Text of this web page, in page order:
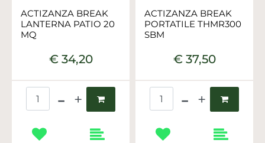
ACTIZANZA BREAK
LANTERNA PATIO 20
MQ
€ 34,20
ACTIZANZA BREAK
PORTATILE THMR300
SBM
€ 37,50